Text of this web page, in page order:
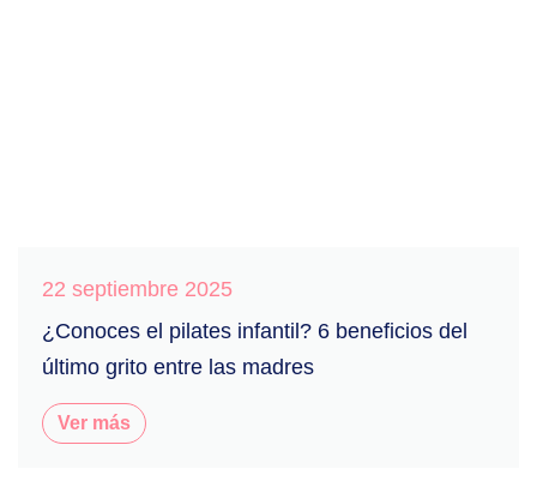
22 septiembre 2025
¿Conoces el pilates infantil? 6 beneficios del
último grito entre las madres
Ver más